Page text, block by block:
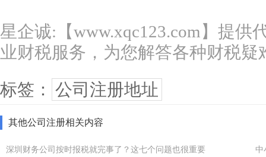
星企诚:【www.xqc123.com】提供
业财税服务，为您解答各种财税疑
标签： 公司注册地址
其他公司注册相关内容
深圳财务公司按时报税就完事了？这七个问题也很重要
中